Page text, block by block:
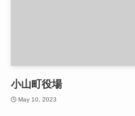
小山町役場
May 10, 2023